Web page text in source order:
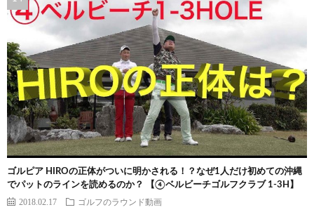
ゴルピア HIROの正体がついに明かされる！？なぜ1人だけ初めての沖縄
でパットのラインを読めるのか？ 【④ベルビーチゴルフクラブ 1-3H】
2018.02.17 ゴルフのラウンド動画